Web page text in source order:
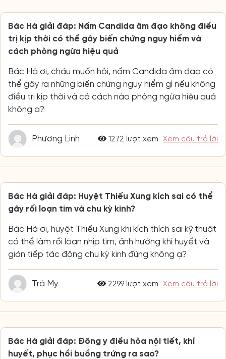
Bác Hà giải đáp: Nấm Candida âm đạo không điều
trị kịp thời có thể gây biến chứng nguy hiểm và
cách phòng ngừa hiệu quả
Bác Hà ơi, cháu muốn hỏi, nấm Candida âm đạo có
thể gây ra những biến chứng nguy hiểm gì nếu không
điều trị kịp thời và có cách nào phòng ngừa hiệu quả
không ạ?
Phương Linh 1272 lượt xem Xem câu trả lời
Bác Hà giải đáp: Huyệt Thiếu Xung kích sai có thể
gây rối loạn tim và chu kỳ kinh?
Bác Hà ơi, huyệt Thiếu Xung khi kích thích sai kỹ thuật
có thể làm rối loạn nhịp tim, ảnh hưởng khí huyết và
gián tiếp tác động chu kỳ kinh đúng không ạ?
Trà My 2299 lượt xem Xem câu trả lời
Bác Hà giải đáp: Đông y điều hòa nội tiết, khí
huyết, phục hồi buồng trứng ra sao?